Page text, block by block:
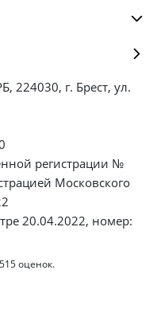
224030, г. Брест, ул.
регистрации №
Московского
20.04.2022, номер:
515оценок.